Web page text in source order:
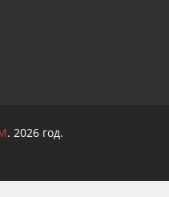
. 2026 год.